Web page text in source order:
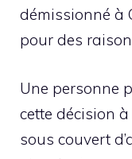
démissionné à
pour des
Une personne
cette décision
sous couvert